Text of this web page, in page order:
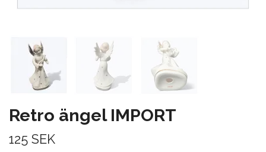
Retro ängel IMPORT
125 SEK